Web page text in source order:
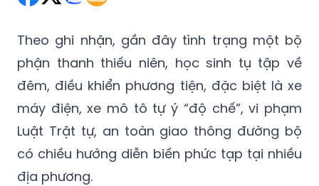
Theo ghi nhận, gần đây tình trạng một bộ
phận thanh thiếu niên, học sinh tụ tập về
đêm, điều khiển phương tiện, đặc biệt là xe
máy điện, xe mô tô tự ý “độ chế”, vi phạm
Luật Trật tự, an toàn giao thông đường bộ
có chiều hướng diễn biến phức tạp tại nhiều
địa phương.